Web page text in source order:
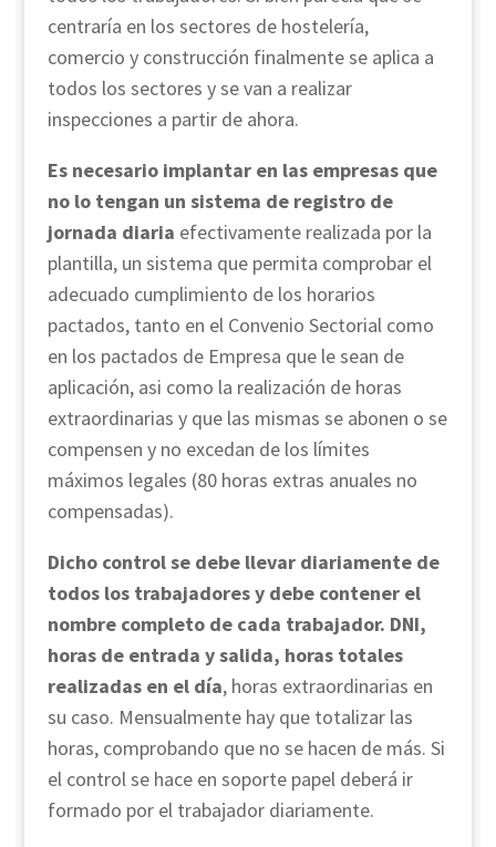
centraría en los sectores de hostelería,
comercio y construcción finalmente se aplica a
todos los sectores y se van a realizar
inspecciones a partir de ahora.
Es necesario implantar en las empresas que
no lo tengan un sistema de registro de
jornada diaria efectivamente realizada por la
plantilla, un sistema que permita comprobar el
adecuado cumplimiento de los horarios
pactados, tanto en el Convenio Sectorial como
en los pactados de Empresa que le sean de
aplicación, asi como la realización de horas
extraordinarias y que las mismas se abonen o se
compensen y no excedan de los límites
máximos legales (80 horas extras anuales no
compensadas).
Dicho control se debe llevar diariamente de
todos los trabajadores y debe contener el
nombre completo de cada trabajador. DNI,
horas de entrada y salida, horas totales
realizadas en el día, horas extraordinarias en
su caso. Mensualmente hay que totalizar las
horas, comprobando que no se hacen de más. Si
el control se hace en soporte papel deberá ir
formado por el trabajador diariamente.